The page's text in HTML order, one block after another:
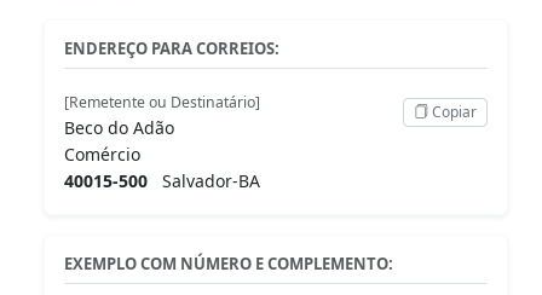
ENDEREÇO PARA CORREIOS:
[Remetente ou Destinatário]
Beco do Adão
Comércio
40015-500 Salvador-BA
Copiar
EXEMPLO COM NÚMERO E COMPLEMENTO: